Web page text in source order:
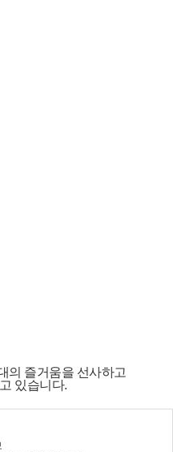
의 즐거움을 선사하고
있습니다.